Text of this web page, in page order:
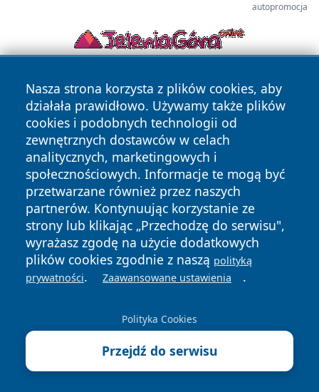
autopromocja
Nasza strona korzysta z plików cookies, aby
działała prawidłowo. Używamy także plików
cookies i podobnych technologii od
zewnętrznych dostawców w celach
analitycznych, marketingowych i
społecznościowych. Informacje te mogą być
przetwarzane również przez naszych
partnerów. Kontynuując korzystanie ze
strony lub klikając „Przechodzę do serwisu",
wyrażasz zgodę na użycie dodatkowych
plików cookies zgodnie z naszą polityką
prywatności. Zaawansowane ustawienia .
Polityka Cookies
Przejdź do serwisu
Copyright © 2026 faktyrzeszow.pl Wszystkie prawa
zastrzeżone.
News Autorzy
Polityka
Prywatności
Polityka
Cookies